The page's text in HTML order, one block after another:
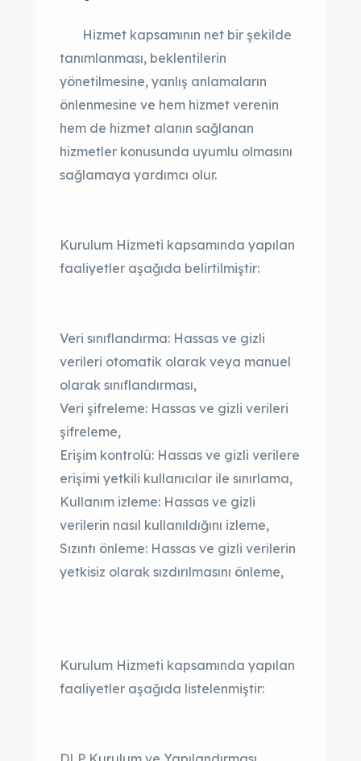
Hizmet kapsamının net bir şekilde
tanımlanması, beklentilerin
yönetilmesine, yanlış anlamaların
önlenmesine ve hem hizmet verenin
hem de hizmet alanın sağlanan
hizmetler konusunda uyumlu olmasını
sağlamaya yardımcı olur.
Kurulum Hizmeti kapsamında yapılan
faaliyetler aşağıda belirtilmiştir:
Veri sınıflandırma: Hassas ve gizli
verileri otomatik olarak veya manuel
olarak sınıflandırması,
Veri şifreleme: Hassas ve gizli verileri
şifreleme,
Erişim kontrolü: Hassas ve gizli verilere
erişimi yetkili kullanıcılar ile sınırlama,
Kullanım izleme: Hassas ve gizli
verilerin nasıl kullanıldığını izleme,
Sızıntı önleme: Hassas ve gizli verilerin
yetkisiz olarak sızdırılmasını önleme,
Kurulum Hizmeti kapsamında yapılan
faaliyetler aşağıda listelenmiştir: